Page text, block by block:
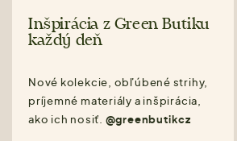
Inšpirácia z Green Butiku
každý deň
Nové kolekcie, obľúbené strihy,
príjemné materiály a inšpirácia,
ako ich nosiť. @greenbutikcz